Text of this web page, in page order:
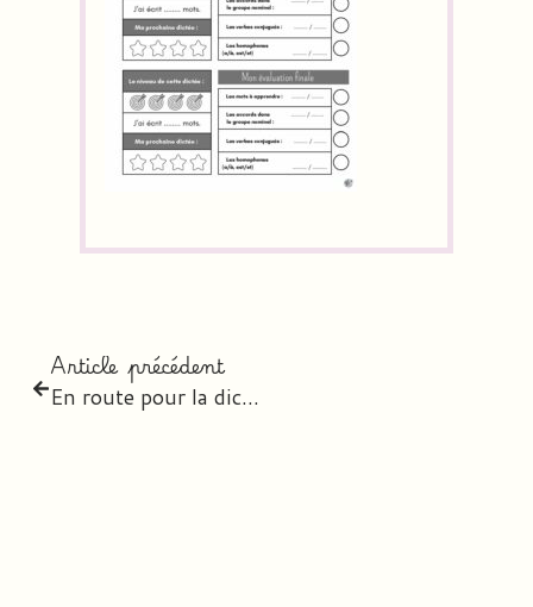
Article précédent
En route pour la dictée – Femmes & Hommes d’exception CM